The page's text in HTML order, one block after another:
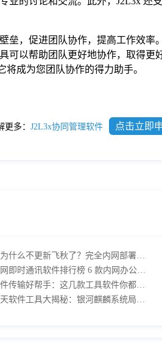
垒，促进团队协作，提高工作效率
可以帮助团队更好地协作，取得更
成为您团队协作的得力助手。
更多： J2L3x协同管理软件 点击立即
卢本陶为什么不更新飞秋了？完全内网部署的即时通讯软件推荐
企业内网即时通讯软件排行榜 6 款内网办公必备软件介绍
内网文件传输好帮手：这几款工具软件你都试试了吗？
内网聊天软件工具大揭秘：银河麒麟系统局域网通信软件推荐